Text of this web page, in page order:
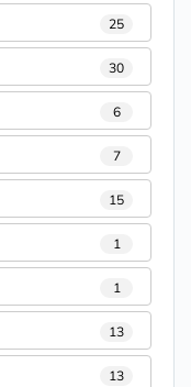
25
30
6
7
15
1
1
13
13